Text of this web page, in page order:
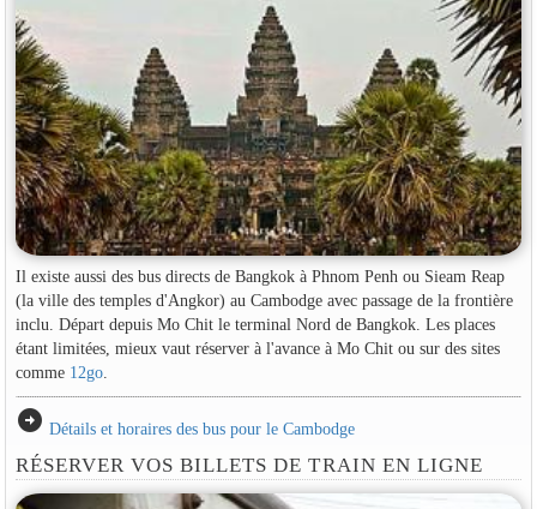
Il existe aussi des bus directs de Bangkok à Phnom Penh ou Sieam Reap
(la ville des temples d'Angkor) au Cambodge avec passage de la frontière
inclu. Départ depuis Mo Chit le terminal Nord de Bangkok. Les places
étant limitées, mieux vaut réserver à l'avance à Mo Chit ou sur des sites
comme 12go.
arrow_circle_right Détails et horaires des bus pour le Cambodge
RÉSERVER VOS BILLETS DE TRAIN EN LIGNE